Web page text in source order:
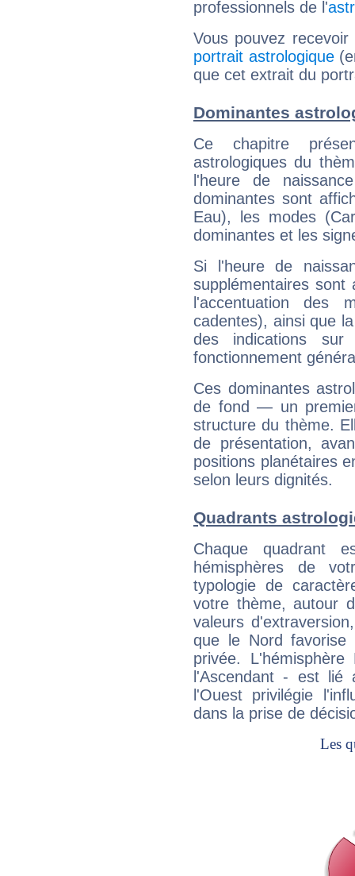
professionnels de l'
Vous pouvez
portrait astrologique
que cet extrait du
Dominantes
Ce chapitre
astrologiques du
l'heure de
dominantes sont
Eau), les modes
dominantes et les
Si l'heure de
supplémentaires sont
l'accentuation des
cadentes), ainsi que
des indications sur
fonctionnement
Ces dominantes
de fond — un
structure du thème.
de présentation,
positions planétaires
selon leurs dignités.
Quadrants
Chaque quadrant
hémisphères de
typologie de
votre thème, autour
valeurs
que le Nord favorise
privée.
l'Ascendant - est
l'Ouest privilégie
dans la prise de